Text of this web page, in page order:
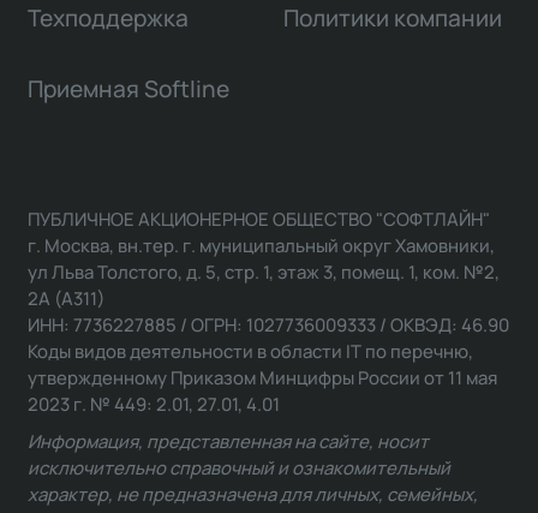
Техподдержка Политики компании
Приемная Softline
ПУБЛИЧНОЕ АКЦИОНЕРНОЕ ОБЩЕСТВО "СОФТЛАЙН"
г. Москва, вн.тер. г. муниципальный округ Хамовники,
ул Льва Толстого, д. 5, стр. 1, этаж 3, помещ. 1, ком. №2,
2А (А311)
ИНН: 7736227885 / ОГРН: 1027736009333 / ОКВЭД: 46.90
Коды видов деятельности в области IT по перечню,
утвержденному Приказом Минцифры России от 11 мая
2023 г. № 449: 2.01, 27.01, 4.01
Информация, представленная на сайте, носит
исключительно справочный и ознакомительный
характер, не предназначена для личных, семейных,